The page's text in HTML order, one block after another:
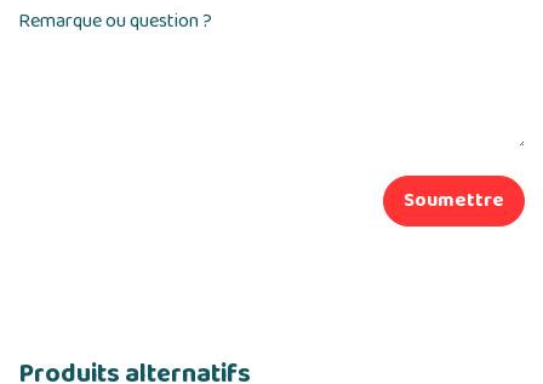
Remarque ou question ?
Soumettre
Produits alternatifs